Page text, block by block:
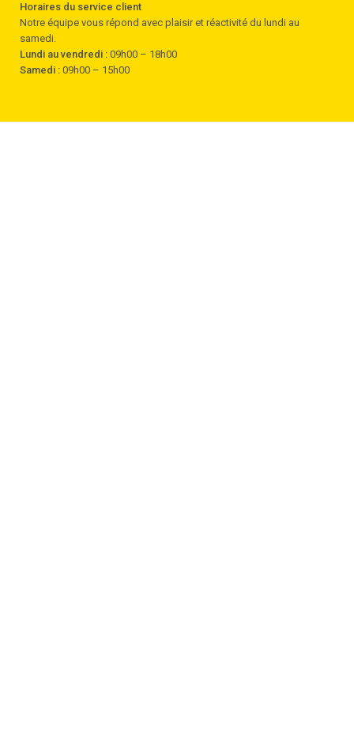
Horaires du service client
Notre équipe vous répond avec plaisir et réactivité du lundi au
samedi.
Lundi au vendredi : 09h00 – 18h00
Samedi : 09h00 – 15h00